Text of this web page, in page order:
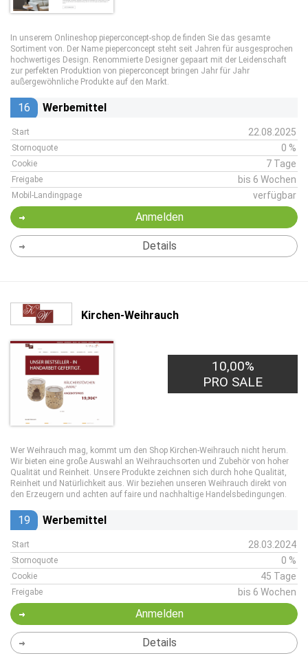
In unserem Onlineshop pieperconcept-shop.de finden Sie das gesamte
Sortiment von. Der Name pieperconcept steht seit Jahren für ausgesprochen
hochwertiges Design. Renommierte Designer gepaart mit der Leidenschaft
zur perfekten Produktion von pieperconcept bringen Jahr für Jahr
außergewöhnliche Produkte auf den Markt.
16 Werbemittel
Start 22.08.2025
Stornoquote 0 %
Cookie 7 Tage
Freigabe bis 6 Wochen
Mobil-Landingpage verfügbar
Anmelden
Details
Kirchen-Weihrauch
10,00%
PRO SALE
Wer Weihrauch mag, kommt um den Shop Kirchen-Weihrauch nicht herum.
Wir bieten eine große Auswahl an Weihrauchsorten und Zubehör von hoher
Qualität und Reinheit. Unsere Produkte zeichnen sich durch hohe Qualität,
Reinheit und Natürlichkeit aus. Wir beziehen unseren Weihrauch direkt von
den Erzeugern und achten auf faire und nachhaltige Handelsbedingungen.
19 Werbemittel
Start 28.03.2024
Stornoquote 0 %
Cookie 45 Tage
Freigabe bis 6 Wochen
Anmelden
Details